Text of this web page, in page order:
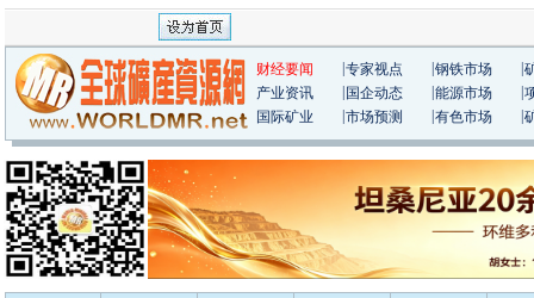
财经要闻 专家视点 钢铁市场
产业资讯
国企动态 能源市场
国际矿业
市场预测 有色市场